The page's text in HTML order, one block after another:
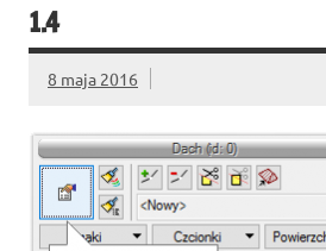
1.4
8 maja 2016